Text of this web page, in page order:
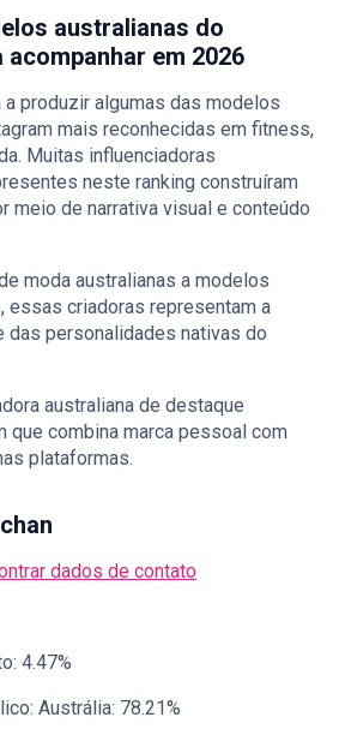
australianas do
em 2026
a produzir algumas das modelos
mais reconhecidas em fitness,
Muitas influenciadoras
neste ranking construíram
meio de narrativa visual e conteúdo
moda australianas a modelos
essas criadoras representam a
das personalidades nativas do
australiana de destaque
que combina marca pessoal com
plataformas.
dados de contato
4.47%
Austrália: 78.21%